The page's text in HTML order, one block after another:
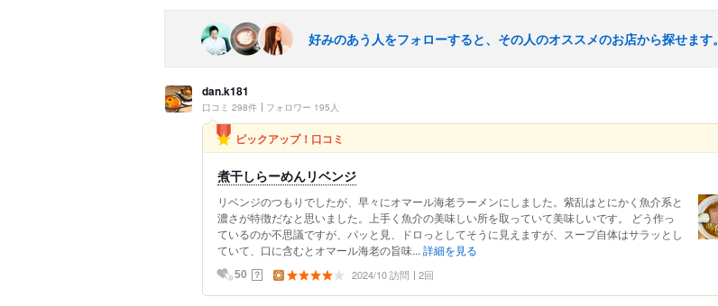
好みのあう人をフォローすると、その人のオススメのお店から探せます。
dan.k181
口コミ 298件 フォロワー 195人
ピックアップ！口コミ
煮干しらーめんリベンジ
リベンジのつもりでしたが、早々にオマール海老ラーメンにしました。紫乱はとにかく魚介系と
濃さが特徴だなと思いました。上手く魚介の美味しい所を取っていて美味しいです。 どう作っ
ているのか不思議ですが、パッと見、ドロっとしてそうに見えますが、スープ自体はサラッとし
ていて、口に含むとオマール海老の旨味... 詳細を見る
50 ？ 2024/10 訪問 2回